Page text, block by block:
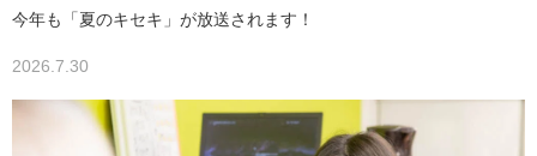
今年も「夏のキセキ」が放送されます！
2026.7.30